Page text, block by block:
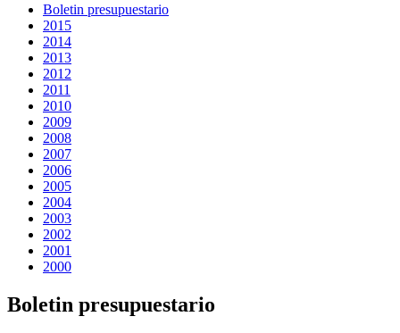
Boletin presupuestario
2015
2014
2013
2012
2011
2010
2009
2008
2007
2006
2005
2004
2003
2002
2001
2000
Boletin presupuestario